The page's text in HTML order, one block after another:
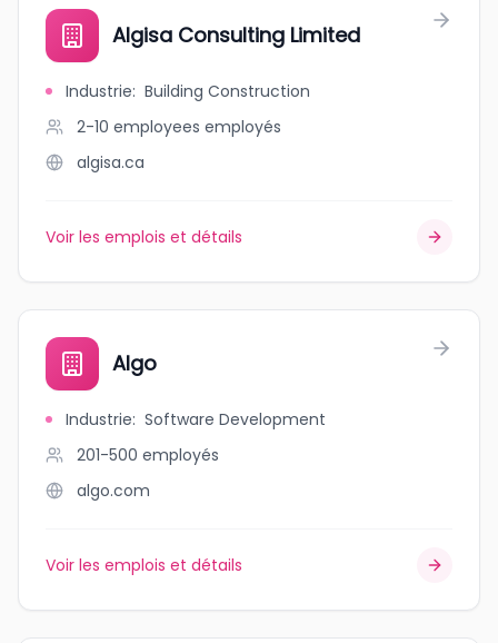
Algisa Consulting Limited
Industrie: Building Construction
2-10 employees employés
algisa.ca
Voir les emplois et détails
Algo
Industrie: Software Development
201-500 employés
algo.com
Voir les emplois et détails